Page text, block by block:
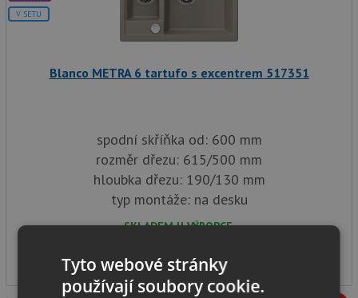
V SETU
Blanco METRA 6 tartufo s excentrem 517351
spodní skříňka od: 600 mm
rozměr dřezu: 615/500 mm
hloubka dřezu: 190/130 mm
typ montáže: na desku
SKLADEM U VÝROBCE
9 810 Kč
Tyto webové stránky
používají soubory cookie.